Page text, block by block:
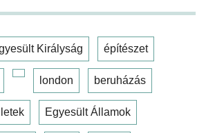
Királyság építészet
london beruházás
Egyesült Államok